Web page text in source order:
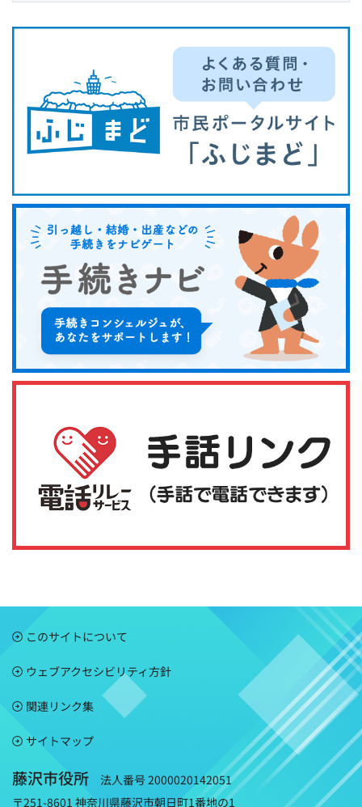
このサイトについて
ウェブアクセシビリティ方針
関連リンク集
サイトマップ
藤沢市役所
法人番号 2000020142051
〒251-8601 神奈川県藤沢市朝日町1番地の1